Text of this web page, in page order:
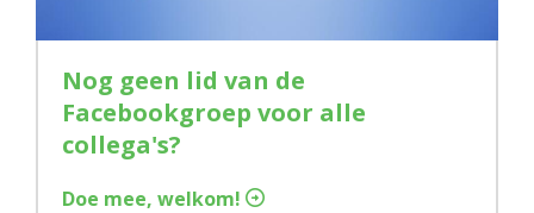
Nog geen lid van de
Facebookgroep voor alle
collega's?
Doe mee, welkom!